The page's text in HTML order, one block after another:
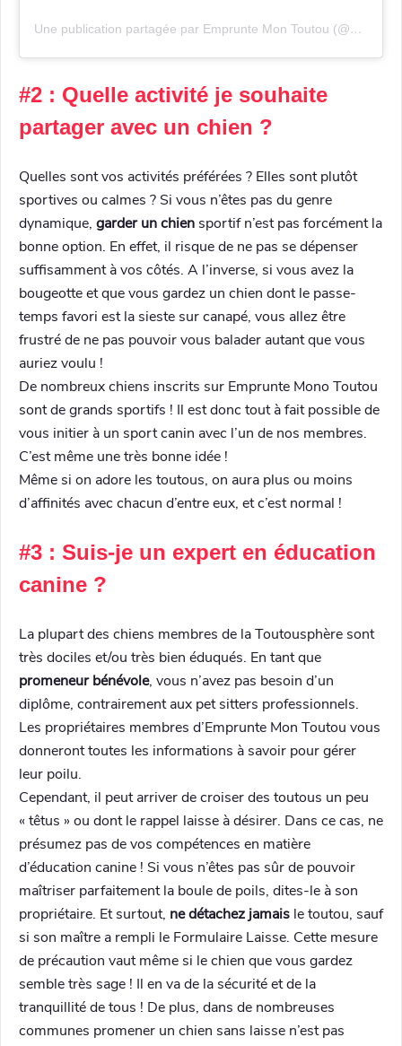
Une publication partagée par Emprunte Mon Toutou (@empruntemontoutou)
#2 : Quelle activité je souhaite
partager avec un chien ?
Quelles sont vos activités préférées ? Elles sont plutôt
sportives ou calmes ? Si vous n’êtes pas du genre
dynamique, garder un chien sportif n’est pas forcément la
bonne option. En effet, il risque de ne pas se dépenser
suffisamment à vos côtés. A l’inverse, si vous avez la
bougeotte et que vous gardez un chien dont le passe-
temps favori est la sieste sur canapé, vous allez être
frustré de ne pas pouvoir vous balader autant que vous
auriez voulu !
De nombreux chiens inscrits sur Emprunte Mono Toutou
sont de grands sportifs ! Il est donc tout à fait possible de
vous initier à un sport canin avec l’un de nos membres.
C’est même une très bonne idée !
Même si on adore les toutous, on aura plus ou moins
d’affinités avec chacun d’entre eux, et c’est normal !
#3 : Suis-je un expert en éducation
canine ?
La plupart des chiens membres de la Toutousphère sont
très dociles et/ou très bien éduqués. En tant que
promeneur bénévole, vous n’avez pas besoin d’un
diplôme, contrairement aux pet sitters professionnels.
Les propriétaires membres d’Emprunte Mon Toutou vous
donneront toutes les informations à savoir pour gérer
leur poilu.
Cependant, il peut arriver de croiser des toutous un peu
« têtus » ou dont le rappel laisse à désirer. Dans ce cas, ne
présumez pas de vos compétences en matière
d’éducation canine ! Si vous n’êtes pas sûr de pouvoir
maîtriser parfaitement la boule de poils, dites-le à son
propriétaire. Et surtout, ne détachez jamais le toutou, sauf
si son maître a rempli le Formulaire Laisse. Cette mesure
de précaution vaut même si le chien que vous gardez
semble très sage ! Il en va de la sécurité et de la
tranquillité de tous ! De plus, dans de nombreuses
communes promener un chien sans laisse n’est pas